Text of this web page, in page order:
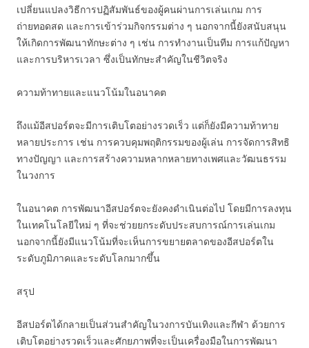
เปลี่ยนแปลงวิธีการปฏิสัมพันธ์ของผู้คนผ่านการเล่นเกม การ
ถ่ายทอดสด และการเข้าร่วมกิจกรรมต่าง ๆ นอกจากนี้ยังสนับสนุน
ให้เกิดการพัฒนาทักษะต่าง ๆ เช่น การทำงานเป็นทีม การแก้ปัญหา
และการบริหารเวลา ซึ่งเป็นทักษะสำคัญในชีวิตจริง
ความท้าทายและแนวโน้มในอนาคต
ถึงแม้อีสปอร์ตจะมีการเติบโตอย่างรวดเร็ว แต่ก็ยังมีความท้าทาย
หลายประการ เช่น การควบคุมพฤติกรรมของผู้เล่น การจัดการสิทธิ
ทางปัญญา และการสร้างความหลากหลายทางเพศและวัฒนธรรม
ในวงการ
ในอนาคต การพัฒนาอีสปอร์ตจะยังคงดำเนินต่อไป โดยมีการลงทุน
ในเทคโนโลยีใหม่ ๆ ที่จะช่วยยกระดับประสบการณ์การเล่นเกม
นอกจากนี้ยังมีแนวโน้มที่จะเห็นการขยายตลาดของอีสปอร์ตใน
ระดับภูมิภาคและระดับโลกมากขึ้น
สรุป
อีสปอร์ตได้กลายเป็นส่วนสำคัญในวงการบันเทิงและกีฬา ด้วยการ
เติบโตอย่างรวดเร็วและศักยภาพที่จะเป็นเครื่องมือในการพัฒนา